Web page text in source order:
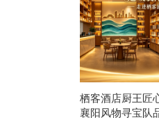
栖客酒店厨王匠
襄阳风物寻宝队